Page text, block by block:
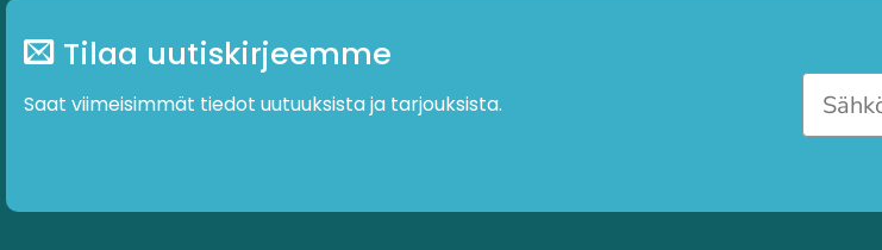
Tilaa uutiskirjeemme
Saat viimeisimmät tiedot uutuuksista ja tarjouksista.